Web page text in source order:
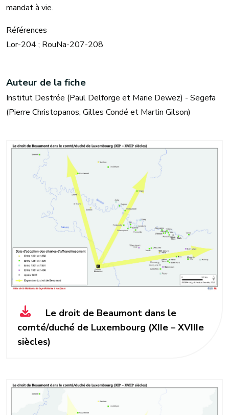
mandat à vie.
Références
Lor-204 ; RouNa-207-208
Auteur de la fiche
Institut Destrée (Paul Delforge et Marie Dewez) - Segefa
(Pierre Christopanos, Gilles Condé et Martin Gilson)
Le droit de Beaumont dans le
comté/duché de Luxembourg (XIIe – XVIIIe
siècles)